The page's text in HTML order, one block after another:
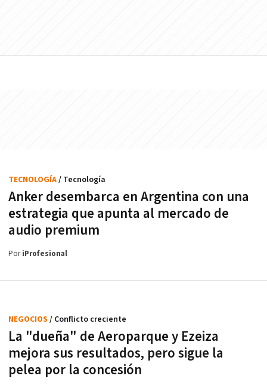
Anker desembarca en Argentina con una
estrategia que apunta al mercado de
audio premium
TECNOLOGÍA/ Tecnología
PoriProfesional
La "dueña" de Aeroparque y Ezeiza
mejora sus resultados, pero sigue la
pelea por la concesión
NEGOCIOS / Conflicto creciente